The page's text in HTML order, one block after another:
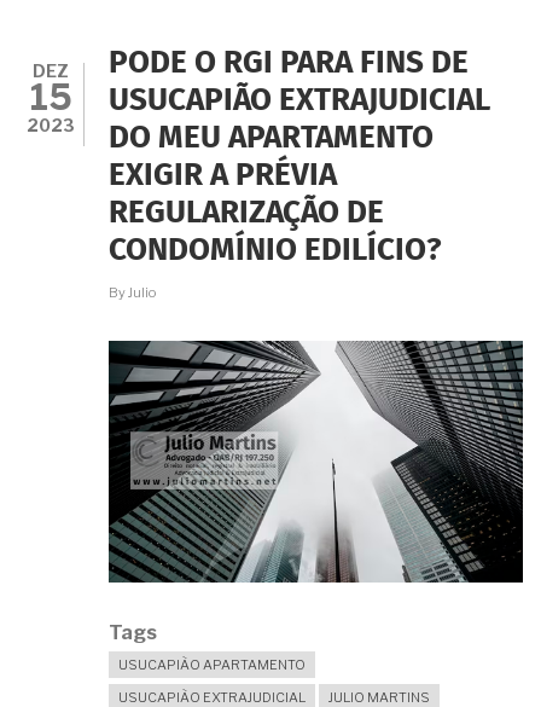
CONDOMÍNIO
ESTÃO
REGULARIZADOS
NO
RGI.
O
CARTÓRIO
PODE
EXIGIR
A
REGULARIZAÇÃO
DEZ
15
2023
PODE O RGI PARA FINS DE
USUCAPIÃO EXTRAJUDICIAL
DO MEU APARTAMENTO
EXIGIR A PRÉVIA
REGULARIZAÇÃO DE
CONDOMÍNIO EDILÍCIO?
ByJulio
Tags
USUCAPIÃO APARTAMENTO
USUCAPIÃO EXTRAJUDICIAL
JULIO MARTINS